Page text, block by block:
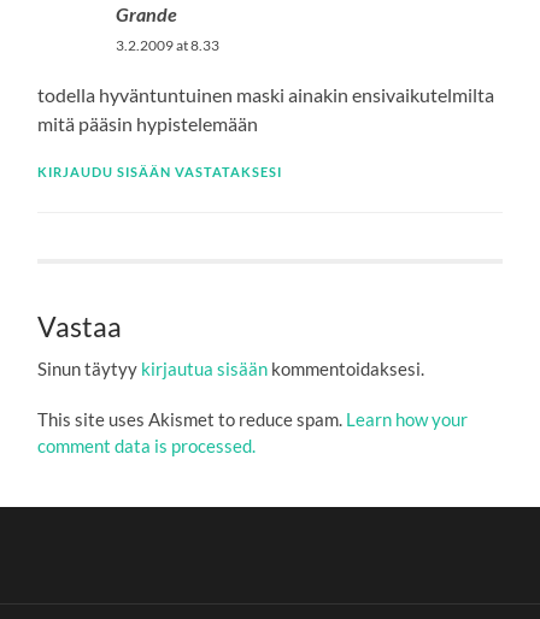
Grande
3.2.2009 at 8.33
todella hyväntuntuinen maski ainakin ensivaikutelmilta
mitä pääsin hypistelemään
KIRJAUDU SISÄÄN VASTATAKSESI
Vastaa
Sinun täytyy kirjautua sisään kommentoidaksesi.
This site uses Akismet to reduce spam. Learn how your
comment data is processed.